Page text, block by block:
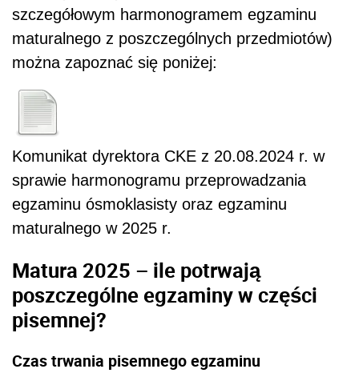
szczegółowym harmonogramem egzaminu
maturalnego z poszczególnych przedmiotów)
można zapoznać się poniżej:
Komunikat dyrektora CKE z 20.08.2024 r. w
sprawie harmonogramu przeprowadzania
egzaminu ósmoklasisty oraz egzaminu
maturalnego w 2025 r.
Matura 2025 – ile potrwają
poszczególne egzaminy w części
pisemnej?
Czas trwania pisemnego egzaminu